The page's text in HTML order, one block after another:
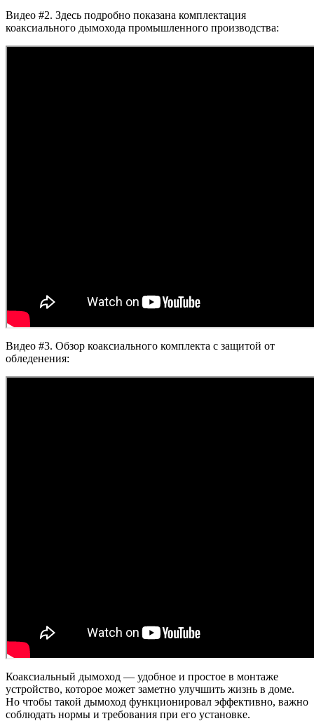
Видео #2. Здесь подробно показана комплектация
коаксиального дымохода промышленного производства:
Видео #3. Обзор коаксиального комплекта с защитой от
обледенения:
Коаксиальный дымоход — удобное и простое в монтаже
устройство, которое может заметно улучшить жизнь в доме.
Но чтобы такой дымоход функционировал эффективно, важно
соблюдать нормы и требования при его установке.